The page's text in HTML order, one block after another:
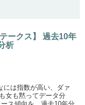
ークス】 過去10年
析
には指数が高い、ダァ
女も黙ってデータ分